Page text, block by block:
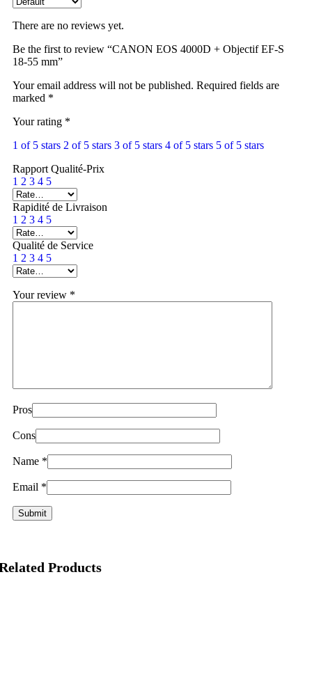
There are no reviews yet.
Be the first to review “CANON EOS 4000D + Objectif EF-S
18-55 mm”
Your email address will not be published. Required fields are
marked *
Your rating *
1 of 5 stars 2 of 5 stars 3 of 5 stars 4 of 5 stars 5 of 5 stars
Rapport Qualité-Prix
1 2 3 4 5
Rapidité de Livraison
1 2 3 4 5
Qualité de Service
1 2 3 4 5
Your review *
Pros
Cons
Name *
Email *
Products